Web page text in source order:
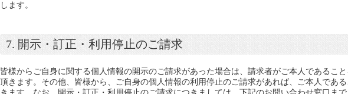
します。
7. 開示・訂正・利用停止のご請求
皆様からご自身に関する個人情報の開示のご請求があった場合は、請求者がご本人であるこ
頂きます。その他、皆様から、ご自身の個人情報の利用停止のご請求があれば、ご本人であ